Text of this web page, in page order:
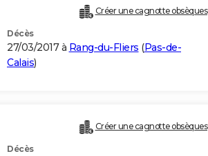
Créer une cagnotte obsèques
Décès
27/03/2017 à Rang-du-Fliers (Pas-de-
Calais)
Créer une cagnotte obsèques
Décès